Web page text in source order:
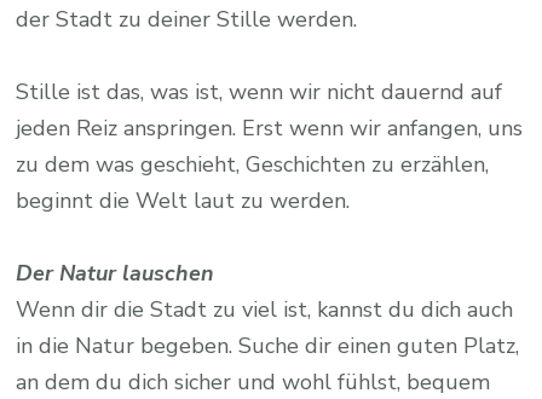
der Stadt zu deiner Stille werden.
Stille ist das, was ist, wenn wir nicht dauernd auf
jeden Reiz anspringen. Erst wenn wir anfangen, uns
zu dem was geschieht, Geschichten zu erzählen,
beginnt die Welt laut zu werden.
Der Natur lauschen
Wenn dir die Stadt zu viel ist, kannst du dich auch
in die Natur begeben. Suche dir einen guten Platz,
an dem du dich sicher und wohl fühlst, bequem